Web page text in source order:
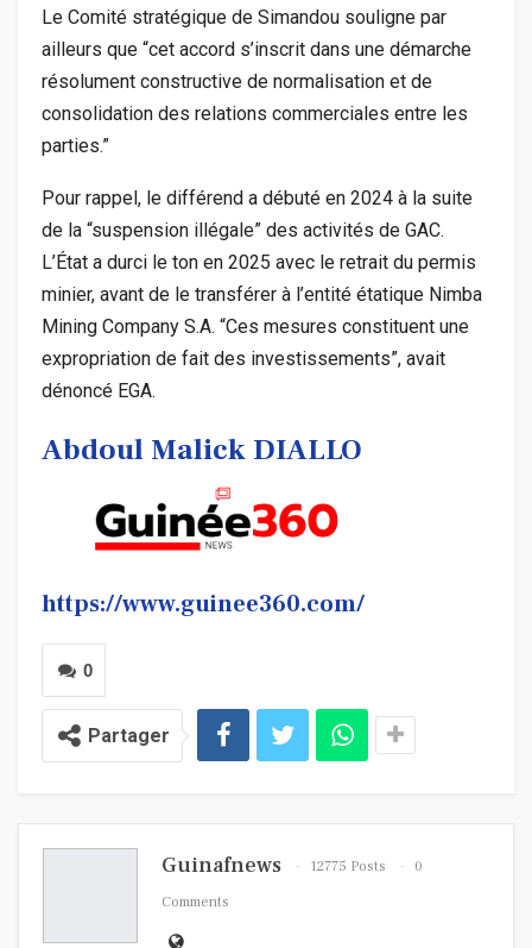
Le Comité stratégique de Simandou souligne par
ailleurs que “cet accord s’inscrit dans une démarche
résolument constructive de normalisation et de
consolidation des relations commerciales entre les
parties.”
Pour rappel, le différend a débuté en 2024 à la suite
de la “suspension illégale” des activités de GAC.
L’État a durci le ton en 2025 avec le retrait du permis
minier, avant de le transférer à l’entité étatique Nimba
Mining Company S.A. “Ces mesures constituent une
expropriation de fait des investissements”, avait
dénoncé EGA.
Abdoul Malick DIALLO
https://www.guinee360.com/
0
Partager
Guinafnews 12775 Posts
0
Comments